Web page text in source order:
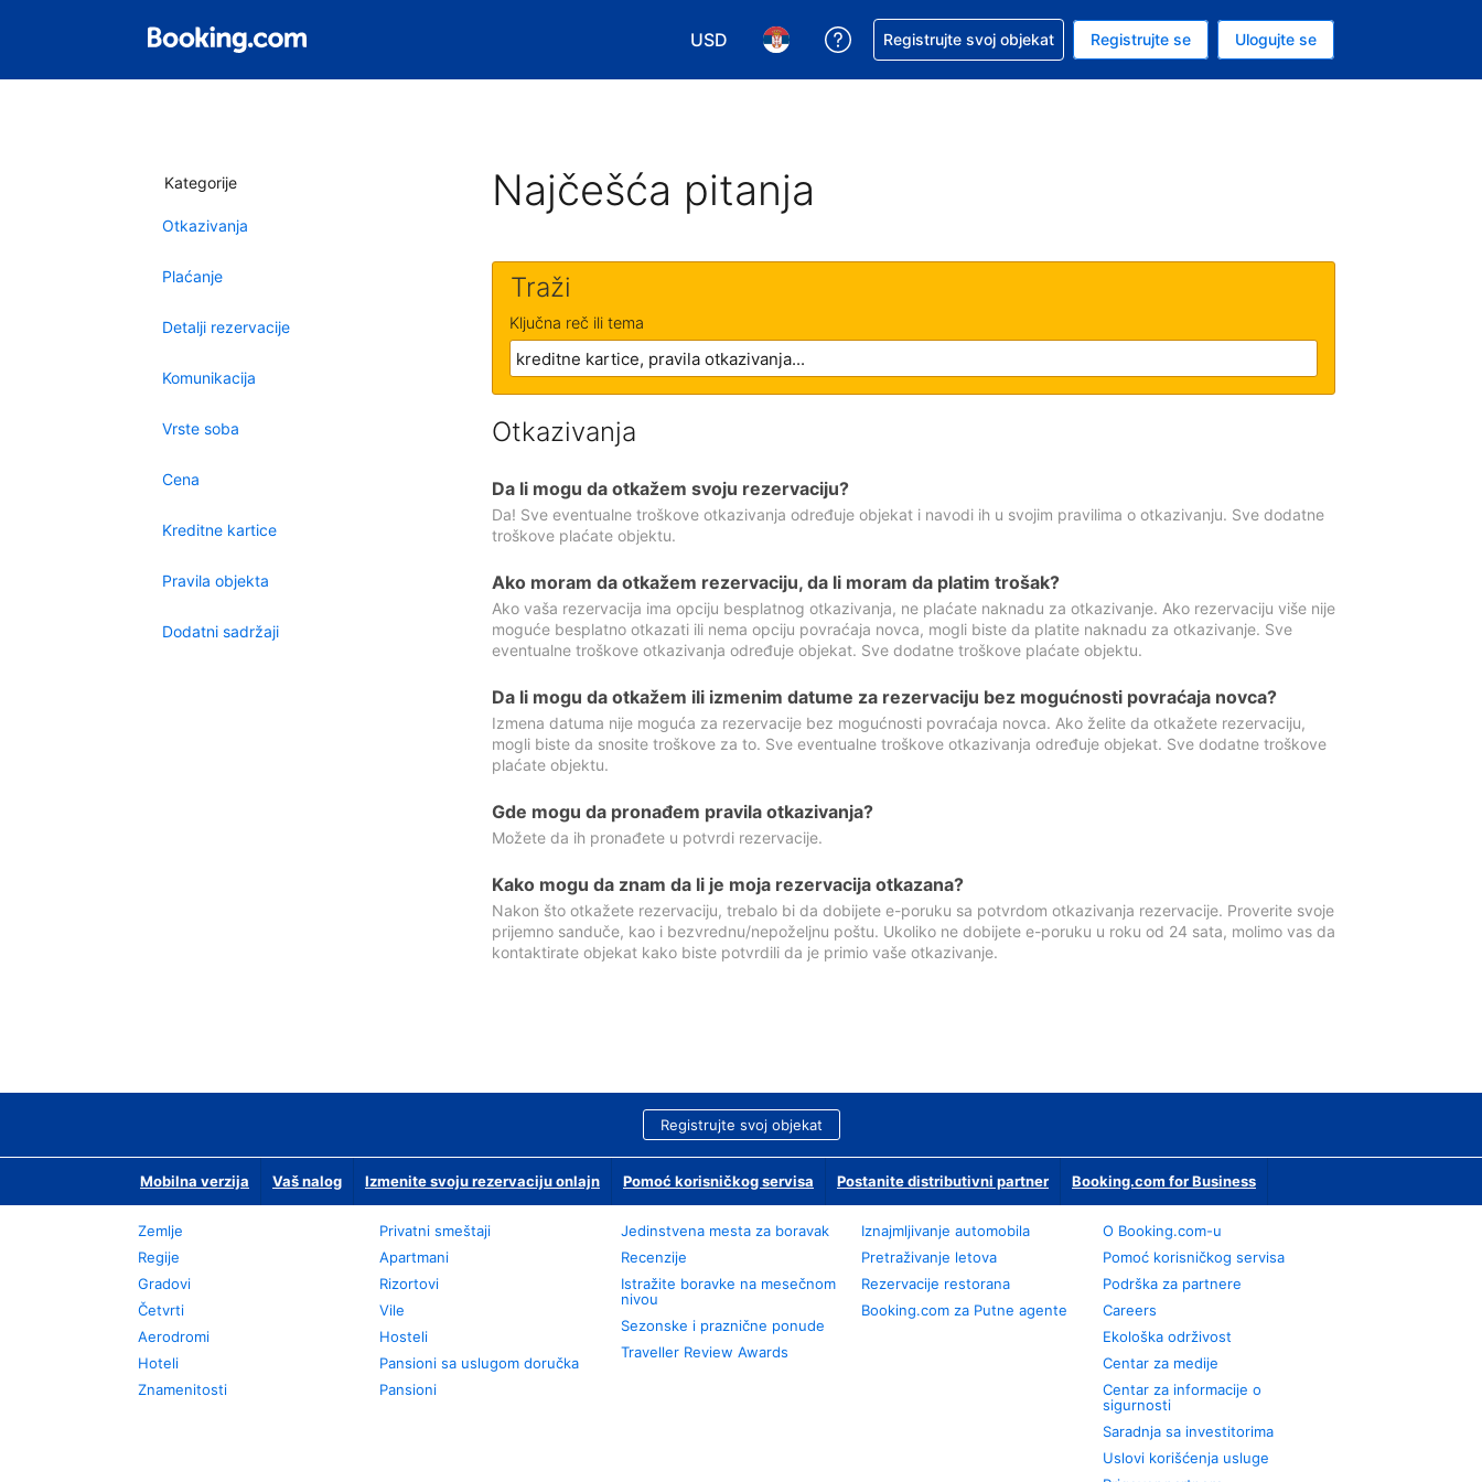
USD
Izaberite valutu. Vaša trenutna valuta je američki dolar
Izaberite jezik. Vaš trenutni jezik je Srpskom
Zatražite pomoć u vezi sa rezervacijom
Registrujte svoj objekat Registrujte se Ulogujte se
Kategorije
Otkazivanja
Plaćanje
Detalji rezervacije
Komunikacija
Vrste soba
Cena
Kreditne kartice
Pravila objekta
Dodatni sadržaji
Najčešća pitanja
Traži
Ključna reč ili tema
Otkazivanja
Da li mogu da otkažem svoju rezervaciju?
Da! Sve eventualne troškove otkazivanja određuje objekat i navodi ih u svojim pravilima o otkazivanju. Sve dodatne
troškove plaćate objektu.
Ako moram da otkažem rezervaciju, da li moram da platim trošak?
Ako vaša rezervacija ima opciju besplatnog otkazivanja, ne plaćate naknadu za otkazivanje. Ako rezervaciju više nije
moguće besplatno otkazati ili nema opciju povraćaja novca, mogli biste da platite naknadu za otkazivanje. Sve
eventualne troškove otkazivanja određuje objekat. Sve dodatne troškove plaćate objektu.
Da li mogu da otkažem ili izmenim datume za rezervaciju bez mogućnosti povraćaja novca?
Izmena datuma nije moguća za rezervacije bez mogućnosti povraćaja novca. Ako želite da otkažete rezervaciju,
mogli biste da snosite troškove za to. Sve eventualne troškove otkazivanja određuje objekat. Sve dodatne troškove
plaćate objektu.
Gde mogu da pronađem pravila otkazivanja?
Možete da ih pronađete u potvrdi rezervacije.
Kako mogu da znam da li je moja rezervacija otkazana?
Nakon što otkažete rezervaciju, trebalo bi da dobijete e-poruku sa potvrdom otkazivanja rezervacije. Proverite svoje
prijemno sanduče, kao i bezvrednu/nepoželjnu poštu. Ukoliko ne dobijete e-poruku u roku od 24 sata, molimo vas da
kontaktirate objekat kako biste potvrdili da je primio vaše otkazivanje.
Registrujte svoj objekat
Mobilna verzija Vaš nalog Izmenite svoju rezervaciju onlajn Pomoć korisničkog servisa Postanite distributivni partner Booking.com for Business
Zemlje
Regije
Gradovi
Četvrti
Aerodromi
Hoteli
Znamenitosti
Privatni smeštaji
Apartmani
Rizortovi
Vile
Hosteli
Pansioni sa uslugom doručka
Pansioni
Jedinstvena mesta za boravak
Recenzije
Istražite boravke na mesečnom
nivou
Sezonske i praznične ponude
Traveller Review Awards
Iznajmljivanje automobila
Pretraživanje letova
Rezervacije restorana
Booking.com za Putne agente
О Booking.com-u
Pomoć korisničkog servisa
Podrška za partnere
Careers
Ekološka održivost
Centar za medije
Centar za informacije o
sigurnosti
Saradnja sa investitorima
Uslovi korišćenja usluge